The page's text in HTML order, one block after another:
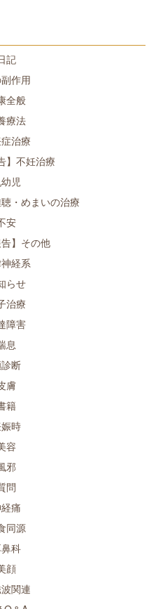
記
作用
全般
療法
治療
】不妊治療
児
聴・めまいの治療
安
告】その他
経系
らせ
治療
障害
息
断
膚
籍
時
容
邪
問
痛
同源
科
顔
関連